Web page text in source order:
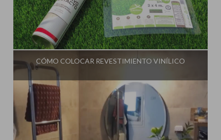
Influencer:Steffido
CÓMO COLOCAR REVESTIMIENTO VINÍLICO